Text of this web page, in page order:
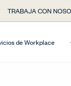
TRABAJA CON
de Workplace